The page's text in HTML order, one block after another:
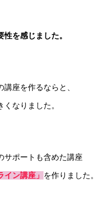
性を感じました。
座を作るならと、
なりました。
サポートも含めた講座
イン講座」 を作りました。